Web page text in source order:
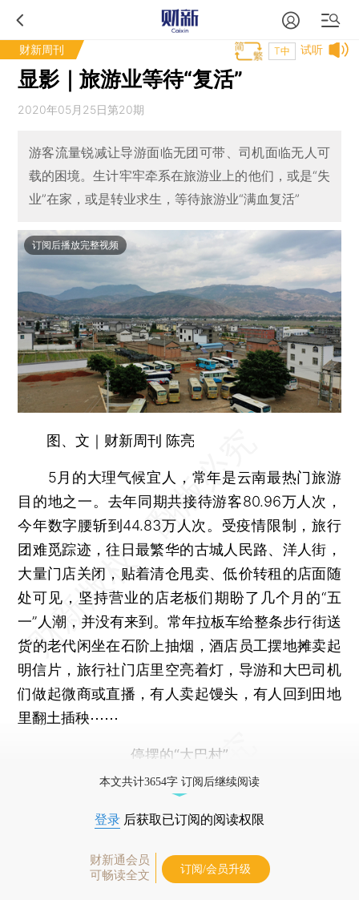
财新周刊 试听
T中
显影｜旅游业等待“复活”
2020年05月25日第20期
游客流量锐减让导游面临无团可带、司机面临无人可
载的困境。生计牢牢牵系在旅游业上的他们，或是“失
业”在家，或是转业求生，等待旅游业“满血复活”
订阅后播放完整视频
图、文｜财新周刊 陈亮
5月的大理气候宜人，常年是云南最热门旅游
目的地之一。去年同期共接待游客80.96万人次，
今年数字腰斩到44.83万人次。受疫情限制，旅行
团难觅踪迹，往日最繁华的古城人民路、洋人街，
大量门店关闭，贴着清仓甩卖、低价转租的店面随
处可见，坚持营业的店老板们期盼了几个月的“五
一”人潮，并没有来到。常年拉板车给整条步行街送
货的老代闲坐在石阶上抽烟，酒店员工摆地摊卖起
明信片，旅行社门店里空亮着灯，导游和大巴司机
们做起微商或直播，有人卖起馒头，有人回到田地
里翻土插秧⋯⋯
停摆的“大巴村”
本文共计3654字 订阅后继续阅读
登录 后获取已订阅的阅读权限
财新通会员
可畅读全文
订阅/会员升级